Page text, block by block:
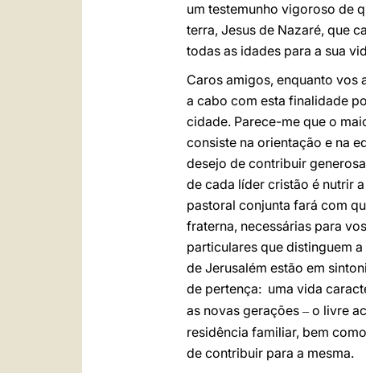
um testemunho vigoroso de
terra, Jesus de Nazaré, que
todas as idades para a sua
Caros amigos, enquanto vos
a cabo com esta finalidade
cidade. Parece-me que o
consiste na orientação e na
desejo de contribuir
de cada líder cristão é nutrir
pastoral conjunta fará com
fraterna, necessárias para
particulares que distinguem
de Jerusalém estão em
de pertença: uma vida
as novas gerações – o livre
residência familiar, bem
de contribuir para a mesma.